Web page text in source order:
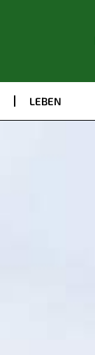
LEBEN